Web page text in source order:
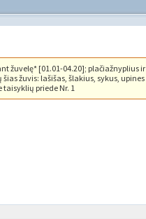
žuvelę* [01.01-04.20]; plačiažnyplius ir
žuvis: lašišas, šlakius, sykus, upines
taisyklių priede Nr. 1